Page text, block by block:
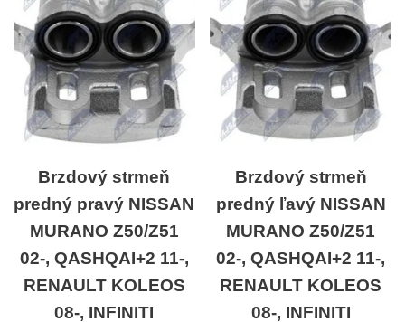
Brzdový strmeň
predný pravý NISSAN
MURANO Z50/Z51
02-, QASHQAI+2 11-,
RENAULT KOLEOS
08-, INFINITI
Brzdový strmeň
predný ľavý NISSAN
MURANO Z50/Z51
02-, QASHQAI+2 11-,
RENAULT KOLEOS
08-, INFINITI